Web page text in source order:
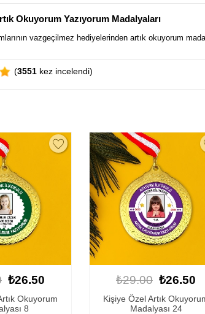
Okuyorum Yazıyorum Madalyaları
vazgeçilmez hediyelerinden artık okuyorum
(3551 kez incelendi)
₺26.50
Okuyorum
24
₺29.00 ₺26.50
Kişiye Özel Artık
Madalyası 10